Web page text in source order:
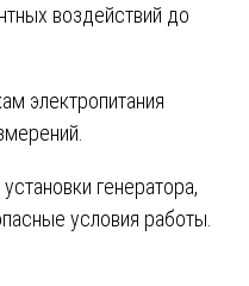
воздействий до
электропитания
генератора,
условия работы.